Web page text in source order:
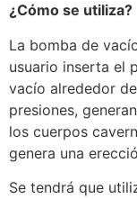
¿Cómo se utiliza?
La bomba de
usuario inserta el
vacío alrededor
presiones,
los cuerpos
genera una
Se tendrá que